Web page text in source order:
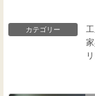
カテゴリー